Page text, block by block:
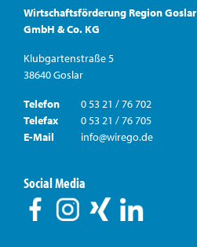
Wirtschaftsförderung Region Goslar
GmbH & Co. KG
Klubgartenstraße 5
38640 Goslar
Telefon
0 53 21 / 76 702
Telefax
0 53 21 / 76 705
E-Mail
info@wirego.de
Social Media